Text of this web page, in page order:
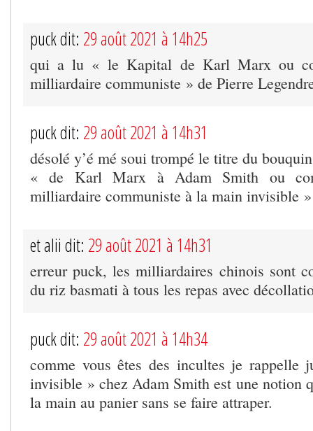
puck dit: 29 août 2021 à 14h25
qui a lu « le Kapital de Karl Marx ou
milliardaire communiste » de Pierre
puck dit: 29 août 2021 à 14h31
désolé y’é mé soui trompé le titre du
« de Karl Marx à Adam Smith ou
milliardaire communiste à la main invisible »
et alii dit: 29 août 2021 à 14h31
erreur puck, les milliardaires chinois sont
du riz basmati à tous les repas avec
puck dit: 29 août 2021 à 14h34
comme vous êtes des incultes je rappelle
invisible » chez Adam Smith est une notion
la main au panier sans se faire attraper.